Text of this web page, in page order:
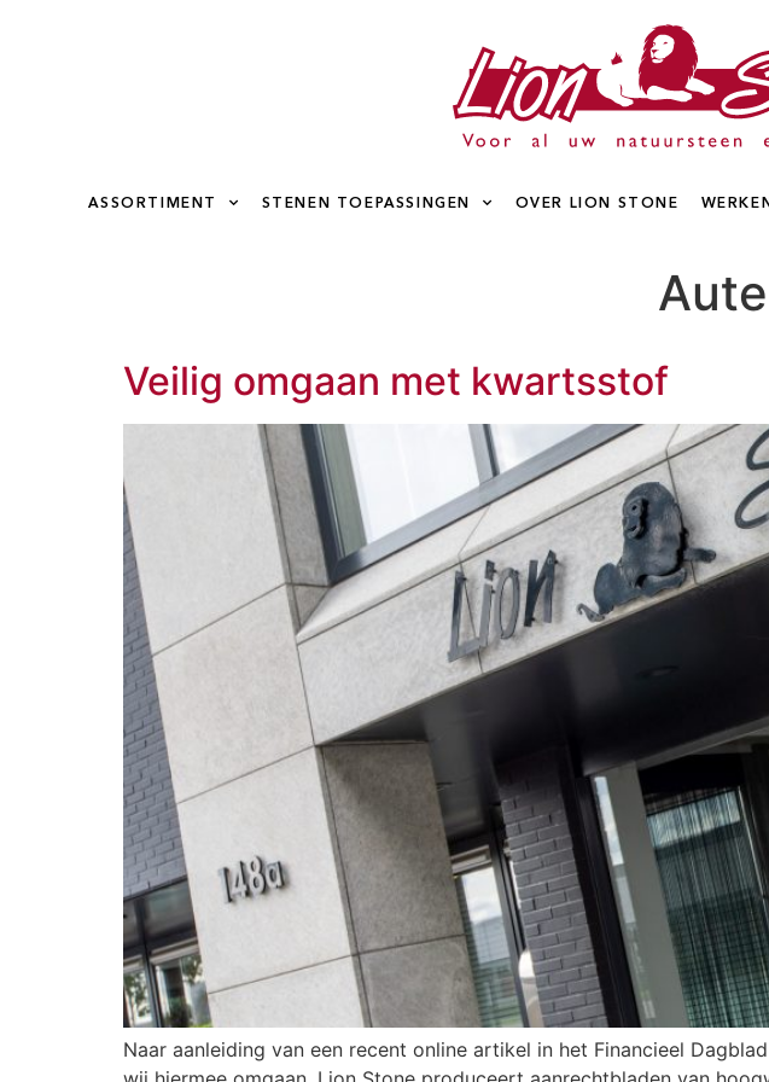
ASSORTIMENT STENEN TOEPASSINGEN OVER LION STONE
Veilig omgaan met kwartsstof
Naar aanleiding van een recent online artikel in het Financieel